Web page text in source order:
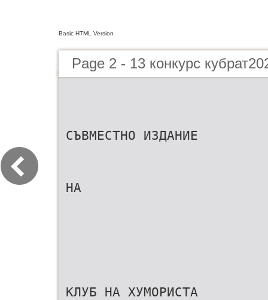
Basic HTML Version
Page 2 - 13 конкурс
СЪВМЕСТНО ИЗДАНИЕ
НА
КЛУБ НА ХУМОРИСТА